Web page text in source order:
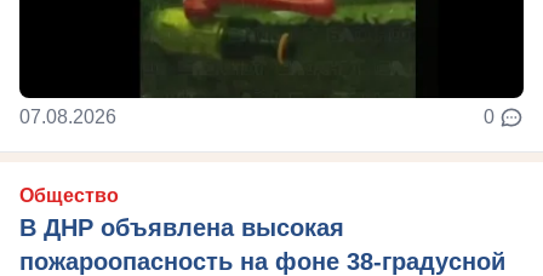
07.08.2026 0
Общество
В ДНР объявлена высокая
пожароопасность на фоне 38-градусной